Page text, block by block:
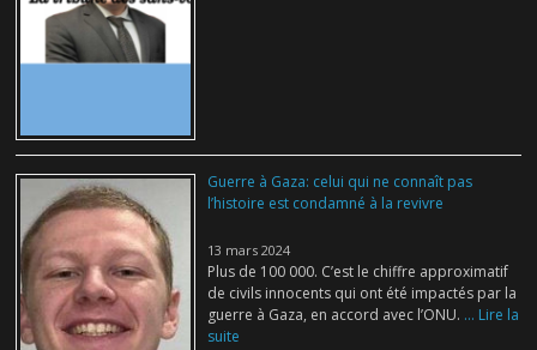
Guerre à Gaza: celui qui ne connaît pas
l’histoire est condamné à la revivre
13 mars 2024
Plus de 100 000. C’est le chiffre approximatif
de civils innocents qui ont été impactés par la
guerre à Gaza, en accord avec l’ONU. ... Lire la
suite